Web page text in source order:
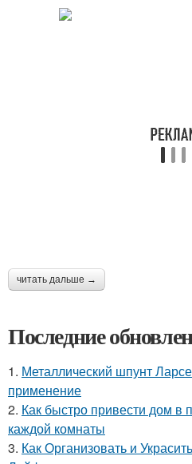
читать дальше →
Последние
1. Металлический шпунт
применение
2. Как быстро привести дом в
каждой комнаты
3. Как Организовать и